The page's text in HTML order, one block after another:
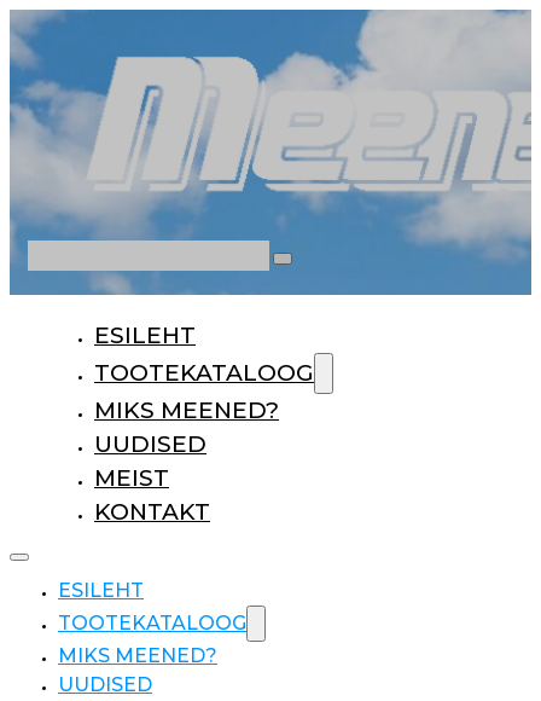
ESILEHT
TOOTEKATALOOG
MIKS MEENED?
UUDISED
MEIST
KONTAKT
ESILEHT
TOOTEKATALOOG
MIKS MEENED?
UUDISED